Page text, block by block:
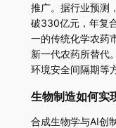
推广。据行业预测
破330亿元，年复
一的传统化学农药
新一代农药所替代
环境安全间隔期等
生物制造如何实
合成生物学与AI创